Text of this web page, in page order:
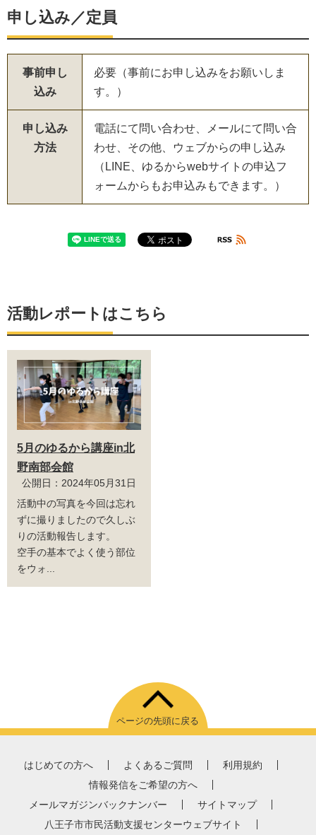
申し込み／定員
事前申し
込み
必要（事前にお申し込みをお願いしま
す。）
申し込み
方法
電話にて問い合わせ、メールにて問い合
わせ、その他、ウェブからの申し込み
（LINE、ゆるからwebサイトの申込フ
ォームからもお申込みもできます。）
活動レポートはこちら
5月のゆるから講座in北
野南部会館
公開日：2024年05月31日
活動中の写真を今回は忘れ
ずに撮りましたので久しぶ
りの活動報告します。
空手の基本でよく使う部位
をウォ...
ページの先頭に戻る
はじめての方へ よくあるご質問
利用規約
情報発信をご希望の方へ
メールマガジンバックナンバー
サイトマップ
八王子市市民活動支援センターウェブサイト